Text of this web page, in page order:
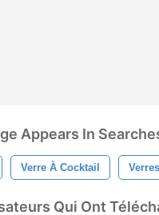
Appears In
Verre À Cocktail
Qui Ont